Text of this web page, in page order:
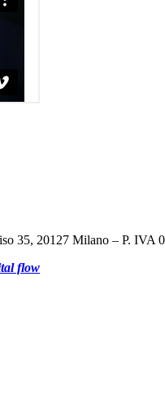
35, 20127 Milano – P. IVA
flow